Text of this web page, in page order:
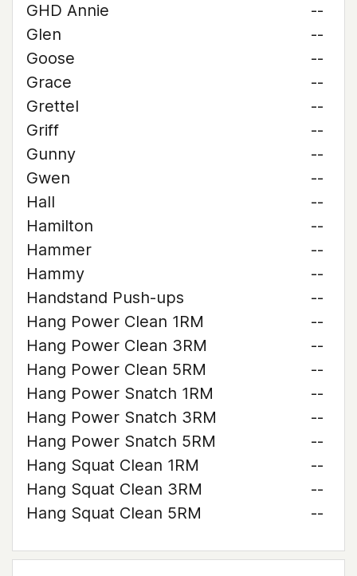
GHD Annie
--
Glen
--
Goose
--
Grace
--
Grettel
--
Griff
--
Gunny
--
Gwen
--
Hall
--
Hamilton
--
Hammer
--
Hammy
--
Handstand Push-ups
--
Hang Power Clean 1RM
--
Hang Power Clean 3RM
--
Hang Power Clean 5RM
--
Hang Power Snatch 1RM
--
Hang Power Snatch 3RM
--
Hang Power Snatch 5RM
--
Hang Squat Clean 1RM
--
Hang Squat Clean 3RM
--
Hang Squat Clean 5RM
--